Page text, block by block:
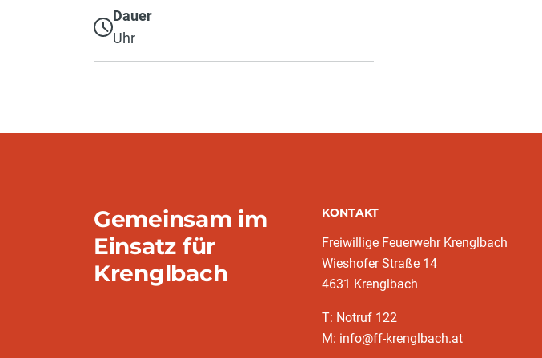
Dauer
Uhr
Gemeinsam im
Einsatz für
Krenglbach
KONTAKT
Freiwillige Feuerwehr Krenglbach
Wieshofer Straße 14
4631 Krenglbach
T: Notruf 122
M: info@ff-krenglbach.at